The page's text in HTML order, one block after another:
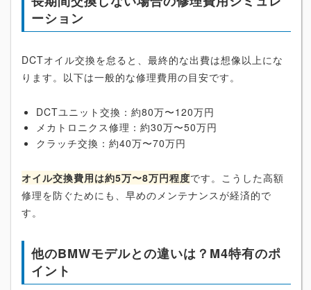
ーション
DCTオイル交換を怠ると、最終的な出費は想像以上にな
ります。以下は一般的な修理費用の目安です。
DCTユニット交換：約80万〜120万円
メカトロニクス修理：約30万〜50万円
クラッチ交換：約40万〜70万円
オイル交換費用は約5万〜8万円程度です。こうした高額
修理を防ぐためにも、早めのメンテナンスが経済的で
す。
他のBMWモデルとの違いは？M4特有のポ
イント